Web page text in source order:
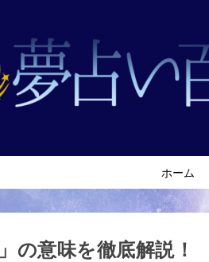
ホーム
の意味を徹底解説！